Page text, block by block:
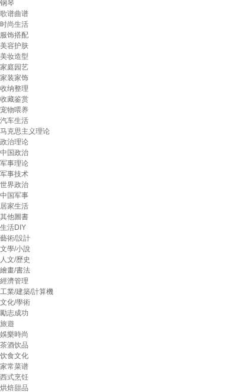
钢琴
歌谱曲谱
时尚生活
服饰搭配
美容护肤
美妆造型
家庭园艺
家装家饰
收纳整理
收藏鉴赏
宠物喂养
汽车生活
马克思主义理论
政治理论
中国政治
军事理论
军事技术
世界政治
中国军事
居家生活
其他圖書
生活DIY
藝術/設計
文學/小說
人文/歷史
繪畫/書法
經濟管理
工業/建築/計算機
文化/學術
勵志成功
旅遊
娛樂時尚
茶酒饮品
饮食文化
家常菜谱
西式烹饪
烘焙甜品